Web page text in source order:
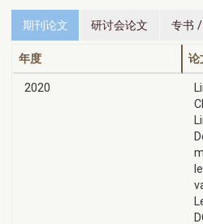
期刊论文 研讨会论文 专书
年度 论
2020